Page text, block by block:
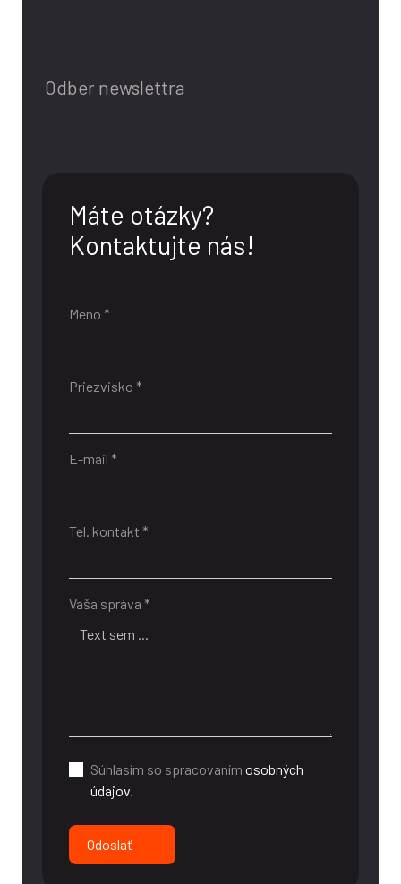
Odber newslettra
Máte otázky?
Kontaktujte nás!
Meno *
Priezvisko *
E-mail *
Tel. kontakt *
Vaša správa *
Súhlasím so spracovanímosobných
údajov.
Odoslať